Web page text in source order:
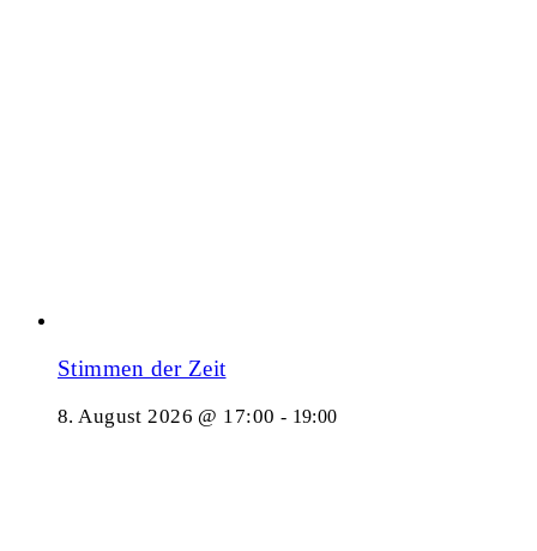
Stimmen der Zeit
8. August 2026 @ 17:00 - 19:00